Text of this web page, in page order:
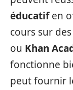
éducatifen
cours sur
ou Khan
fonctionne
peut fournir